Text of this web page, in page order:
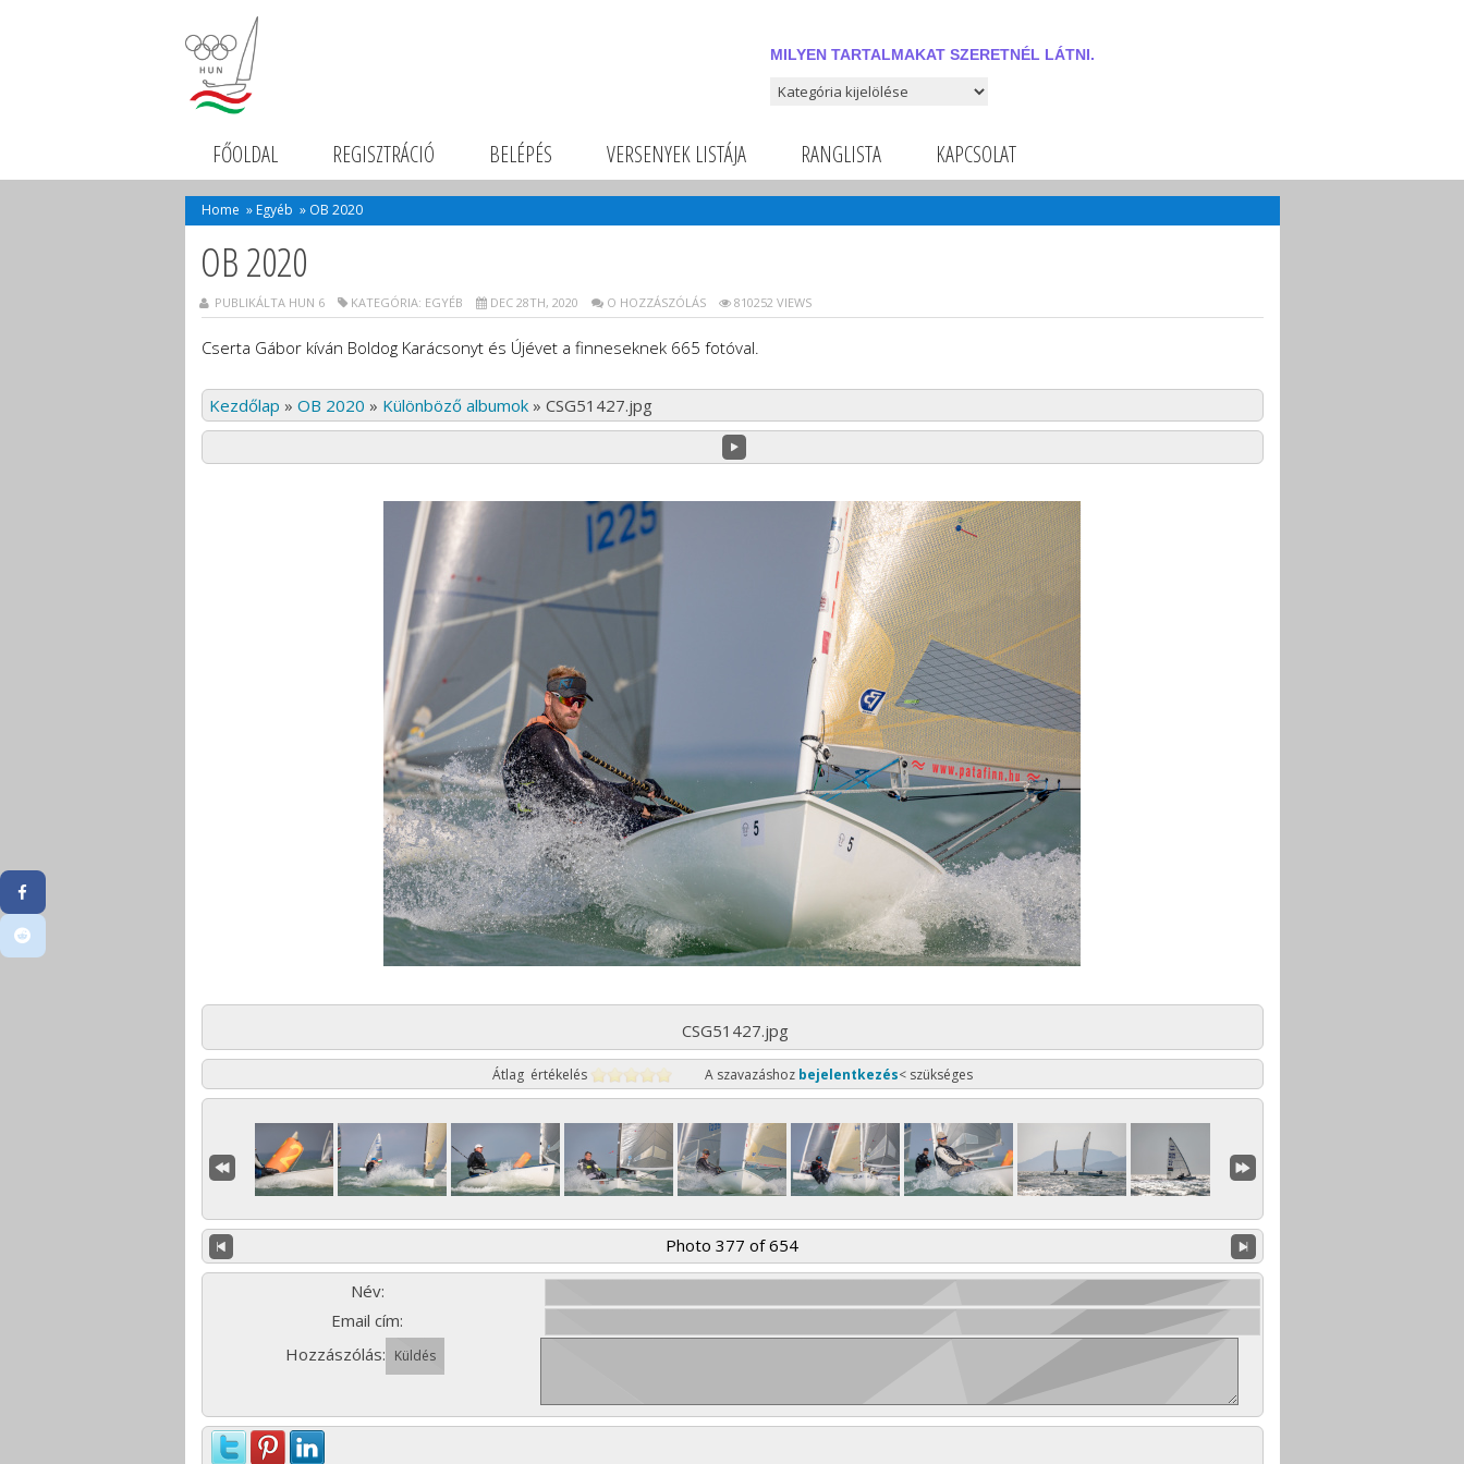
MILYEN TARTALMAKAT SZERETNÉL LÁTNI.
Milyen tartalmakat szeretnél látni.
FŐOLDAL REGISZTRÁCIÓ BELÉPÉS VERSENYEK LISTÁJA RANGLISTA KAPCSOLAT
Home » Egyéb » OB 2020
OB 2020
PUBLIKÁLTA HUN 6 KATEGÓRIA: EGYÉB DEC 28TH, 2020 O HOZZÁSZÓLÁS 810252 VIEWS
Cserta Gábor kíván Boldog Karácsonyt és Újévet a finneseknek 665 fotóval.
Kezdőlap » OB 2020 » Különböző albumok» CSG51427.jpg
CSG51427.jpg
Átlag értékelés A szavazáshoz bejelentkezés< szükséges
Photo 377 of 654
Név:
Email cím:
Hozzászólás: